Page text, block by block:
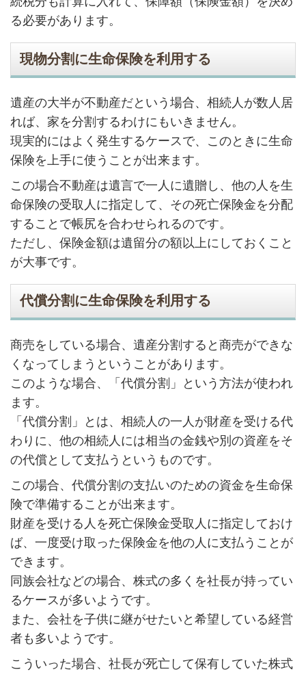
る必要があります。
現物分割に生命保険を利用する
遺産の大半が不動産だという場合、相続人が数人居
れば、家を分割するわけにもいきません。
現実的にはよく発生するケースで、このときに生命
保険を上手に使うことが出来ます。
この場合不動産は遺言で一人に遺贈し、他の人を生
命保険の受取人に指定して、その死亡保険金を分配
することで帳尻を合わせられるのです。
ただし、保険金額は遺留分の額以上にしておくこと
が大事です。
代償分割に生命保険を利用する
商売をしている場合、遺産分割すると商売ができな
くなってしまうということがあります。
このような場合、「代償分割」という方法が使われ
ます。
「代償分割」とは、相続人の一人が財産を受ける代
わりに、他の相続人には相当の金銭や別の資産をそ
の代償として支払うというものです。
この場合、代償分割の支払いのための資金を生命保
険で準備することが出来ます。
財産を受ける人を死亡保険金受取人に指定しておけ
ば、一度受け取った保険金を他の人に支払うことが
できます。
同族会社などの場合、株式の多くを社長が持ってい
るケースが多いようです。
また、会社を子供に継がせたいと希望している経営
者も多いようです。
こういった場合、社長が死亡して保有していた株式